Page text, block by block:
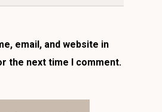
email, and website in
the next time I comment.